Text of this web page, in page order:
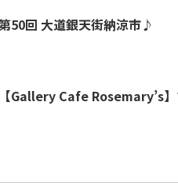
50回 大道銀天街納涼市♪
【Gallery Cafe Rosemary’s